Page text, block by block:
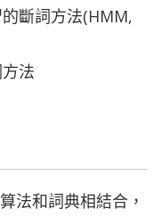
斷詞方法(HMM,
法
法和詞典相結合，